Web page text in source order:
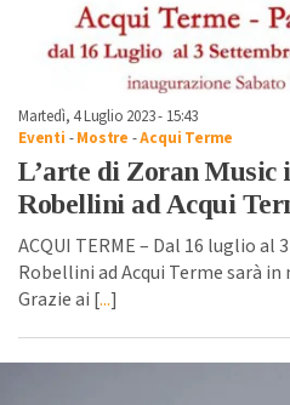
Martedì, 4 Luglio 2023 - 15:43
Eventi -Mostre -Acqui Terme
L’arte di Zoran Music
Robellini ad Acqui
ACQUI TERME – Dal 16 luglio al
Robellini ad Acqui Terme sarà
Grazie ai [...]